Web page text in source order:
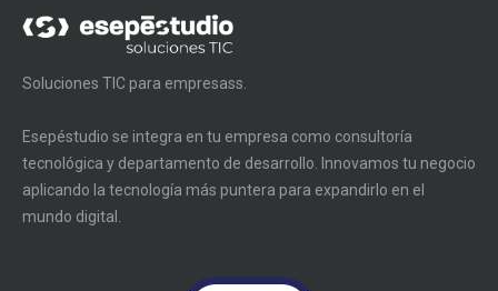
Soluciones TIC para empresass.
Esepéstudio se integra en tu empresa como consultoría
tecnológica y departamento de desarrollo. Innovamos tu negocio
aplicando la tecnología más puntera para expandirlo en el
mundo digital.